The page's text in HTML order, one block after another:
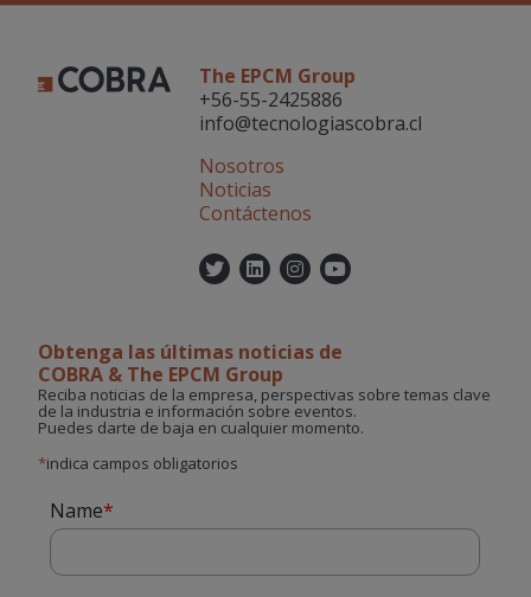
The EPCM Group
+56-55-2425886
info@tecnologiascobra.cl
Nosotros
Noticias
Contáctenos
Twitter
Linkedin
Instagram
YouTube
Obtenga las últimas noticias de
COBRA & The EPCM Group
Reciba noticias de la empresa, perspectivas sobre temas clave
de la industria e información sobre eventos.
Puedes darte de baja en cualquier momento.
*indica campos obligatorios
Name*